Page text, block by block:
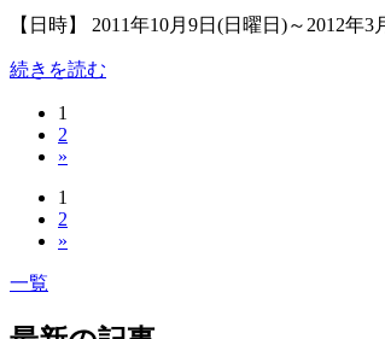
【日時】 2011年10月9日(日曜日)～2012
続きを読む
1
2
»
1
2
»
一覧